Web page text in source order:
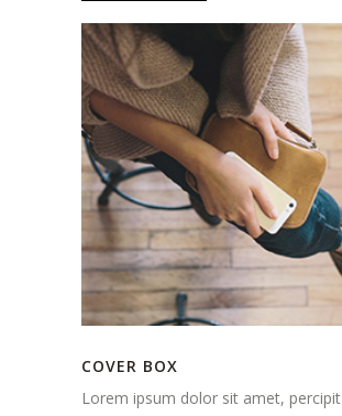
COVER BOX
Lorem ipsum dolor sit amet, percipit